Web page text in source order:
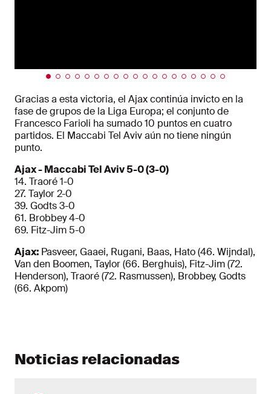
Gracias a esta victoria, el Ajax continúa invicto en la
fase de grupos de la Liga Europa; el conjunto de
Francesco Farioli ha sumado 10 puntos en cuatro
partidos. El Maccabi Tel Aviv aún no tiene ningún
punto.
Ajax - Maccabi Tel Aviv 5-0 (3-0)
14. Traoré 1-0
27. Taylor 2-0
39. Godts 3-0
61. Brobbey 4-0
69. Fitz-Jim 5-0
Ajax: Pasveer, Gaaei, Rugani, Baas, Hato (46. Wijndal),
Van den Boomen, Taylor (66. Berghuis), Fitz-Jim (72.
Henderson), Traoré (72. Rasmussen), Brobbey, Godts
(66. Akpom)
Noticias relacionadas